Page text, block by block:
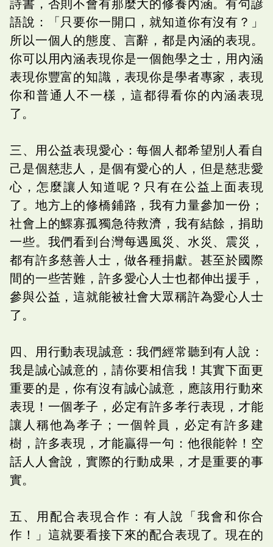
詩書，否則不會有那麼大的修養內涵。有句諺
語說：「只要你一開口，就知道你有沒有？」
所以一個人的態度、言辭，都是內涵的表現。
你可以用內涵表現你是一個飽學之士，用內涵
表現你豐富的知識，表現你是學者專家，表現
你和普通人不一樣，這都得看你的內涵表現
了。
三、用公益表現愛心：每個人都希望別人看自
己是個慈悲人，是個有愛心的人，但是慈悲愛
心，怎麼讓人知道呢？只有在公益上面表現
了。地方上的修橋鋪路，我有力量參加一份；
社會上的鰥寡孤獨急待救濟，我有結餘，捐助
一些。我們看到台灣每遇風災、水災、震災，
都有許多慈善人士，做各種捐獻。甚至於國際
間的一些苦難，許多愛心人士也都伸出援手，
參與公益，這就能被社會大眾稱許為愛心人士
了。
四、用行動表現誠意：我們經常聽到有人說：
我是誠心誠意的，請你要相信我！其實下面更
重要的是，你有沒有誠心誠意，應該用行動來
表現！一個孝子，必定有許多孝行表現，才能
讓人稱他為孝子；一個幹員，必定有許多建
樹，許多表現，才能贏得一句：他很能幹！空
話人人會說，實際的行動成果，才是重要的事
實。
五、用配合表現合作：有人說「我會和你合
作！」這就要看接下來的配合表現了。現在的